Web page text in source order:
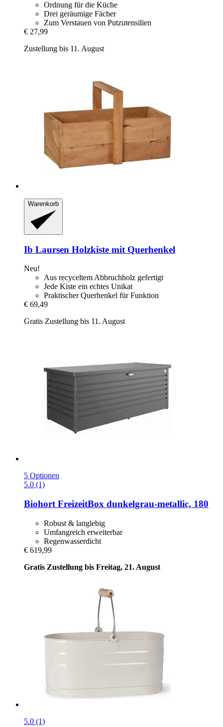
Ordnung für die Küche
Drei geräumige Fächer
Zum Verstauen von Putzutensilien
€ 27,99
Zustellung bis 11. August
Warenkorb
Ib Laursen Holzkiste mit Querhenkel
Neu!
Aus recyceltem Abbruchholz gefertigt
Jede Kiste ein echtes Unikat
Praktischer Querhenkel für Funktion
€ 69,49
Gratis Zustellung bis 11. August
5 Optionen
5.0 (1)
Biohort FreizeitBox dunkelgrau-​metallic, 180
Robust & langlebig
Umfangreich erweiterbar
Regenwasserdicht
€ 619,99
Gratis Zustellung bis Freitag, 21. August
5.0 (1)